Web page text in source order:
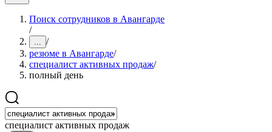
Поиск сотрудников в Авангарде
/
... /
резюме в Авангарде/
специалист активных продаж/
полный день
специалист активных продаж